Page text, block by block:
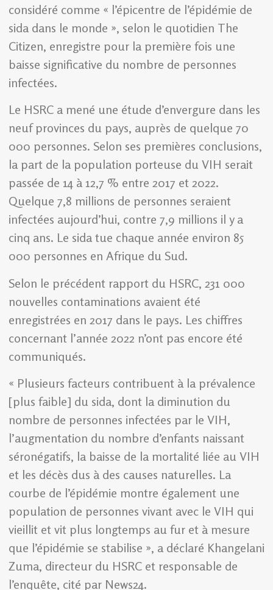
considéré comme « l’épicentre de l’épidémie de
sida dans le monde », selon le quotidien The
Citizen, enregistre pour la première fois une
baisse significative du nombre de personnes
infectées.
Le HSRC a mené une étude d’envergure dans les
neuf provinces du pays, auprès de quelque 70
000 personnes. Selon ses premières conclusions,
la part de la population porteuse du VIH serait
passée de 14 à 12,7 % entre 2017 et 2022.
Quelque 7,8 millions de personnes seraient
infectées aujourd’hui, contre 7,9 millions il y a
cinq ans. Le sida tue chaque année environ 85
000 personnes en Afrique du Sud.
Selon le précédent rapport du HSRC, 231 000
nouvelles contaminations avaient été
enregistrées en 2017 dans le pays. Les chiffres
concernant l’année 2022 n’ont pas encore été
communiqués.
« Plusieurs facteurs contribuent à la prévalence
[plus faible] du sida, dont la diminution du
nombre de personnes infectées par le VIH,
l’augmentation du nombre d’enfants naissant
séronégatifs, la baisse de la mortalité liée au VIH
et les décès dus à des causes naturelles. La
courbe de l’épidémie montre également une
population de personnes vivant avec le VIH qui
vieillit et vit plus longtemps au fur et à mesure
que l’épidémie se stabilise », a déclaré Khangelani
Zuma, directeur du HSRC et responsable de
l’enquête, cité par News24.